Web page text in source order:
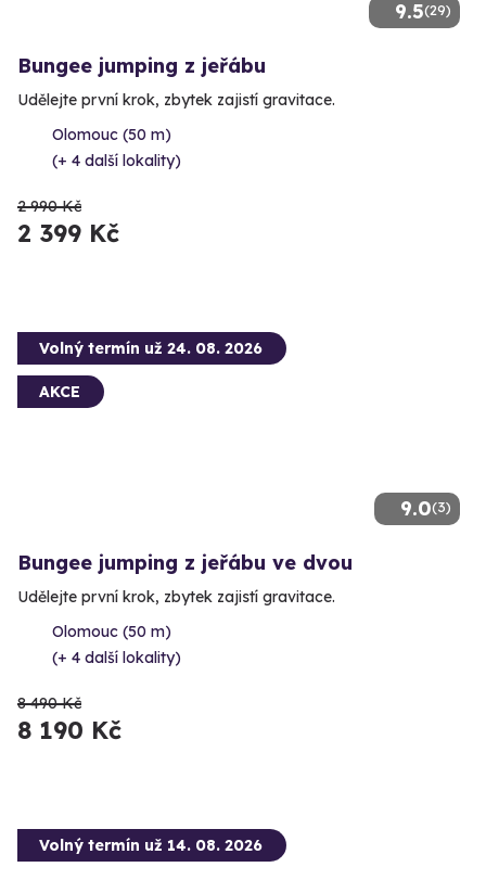
9.5(29)
Bungee jumping z jeřábu
Udělejte první krok, zbytek zajistí gravitace.
Olomouc (50 m)
(+ 4 další lokality)
2 990 Kč
2 399 Kč
9.0(3)
Volný termín už 24. 08. 2026
AKCE
Bungee jumping z jeřábu ve dvou
Udělejte první krok, zbytek zajistí gravitace.
Olomouc (50 m)
(+ 4 další lokality)
8 490 Kč
8 190 Kč
Volný termín už 14. 08. 2026